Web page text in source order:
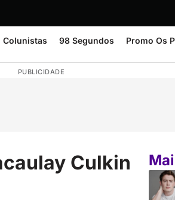
Colunistas 98 Segundos Promo Os
PUBLICIDADE
Culkin